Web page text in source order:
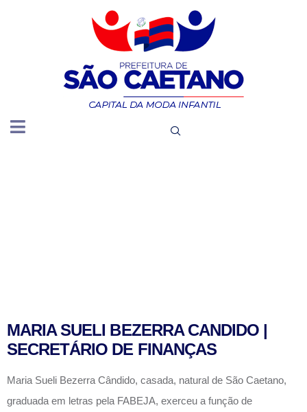
MARIA SUELI BEZERRA CANDIDO |
SECRETÁRIO DE FINANÇAS
Maria Sueli Bezerra Cândido, casada, natural de São Caetano,
graduada em letras pela FABEJA, exerceu a função de